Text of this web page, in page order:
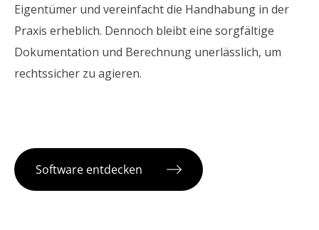
Eigentümer und vereinfacht die Handhabung in der
Praxis erheblich. Dennoch bleibt eine sorgfältige
Dokumentation und Berechnung unerlässlich, um
rechtssicher zu agieren.
Software entdecken